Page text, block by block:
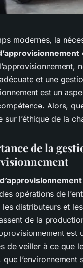
modernes, la
et une
est un
Alors,
sur l’éthique de la
de la
opérations de
distributeurs et
de la
est
de veiller à ce que
que